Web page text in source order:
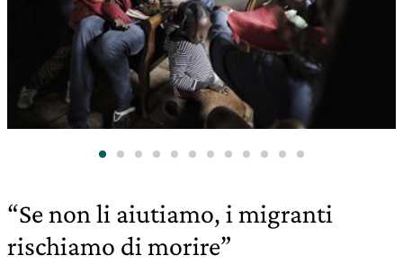
“Se non li aiutiamo, i migranti
rischiamo di morire”